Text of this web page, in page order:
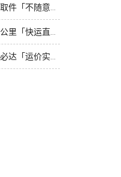
厦门到北京物流专线_上门取件「不随意加价」
漳州到北京物流专线_多少公里「快运直达」
广州到北京物流专线_限时必达「运价实惠」